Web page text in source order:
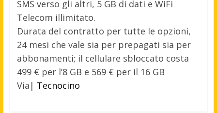
SMS verso gli altri, 5 GB di dati e WiFi
Telecom illimitato.
Durata del contratto per tutte le opzioni,
24 mesi che vale sia per prepagati sia per
abbonamenti; il cellulare sbloccato costa
499 € per l’8 GB e 569 € per il 16 GB
Via| Tecnocino